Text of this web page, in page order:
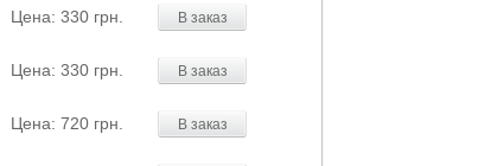
Цена: 330 грн. В заказ
Цена: 330 грн. В заказ
Цена: 720 грн. В заказ